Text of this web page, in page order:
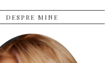
DESPRE MINE